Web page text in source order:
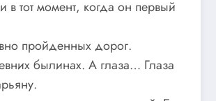
тот момент, когда он первый
пройденных дорог.
былинах. А глаза… Глаза